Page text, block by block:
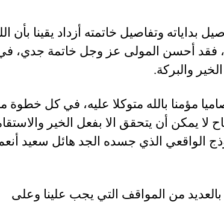
بداياته وتفاصيل خاتمته أزداد يقينا بأن
فقد أحسن المولى عز وجل خاتمة جدي،
مؤمنا بالله متوكلا عليه، في كل خطوة
لا يمكن أن يتحقق الا بفعل الخير
الواقعي الذي جسده الجد هائل سعيد
من المواقف التي يجب علينا وعلى